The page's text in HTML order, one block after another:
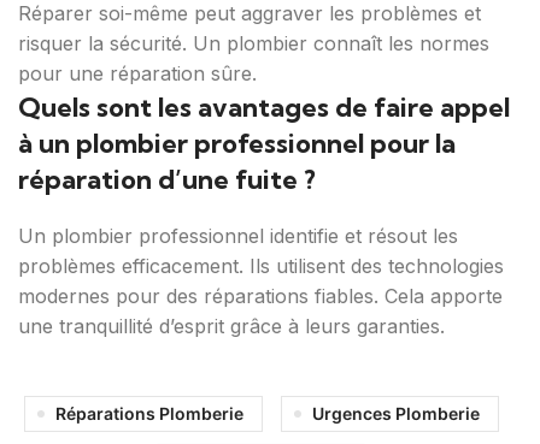
Réparer soi-même peut aggraver les problèmes et
risquer la sécurité. Un plombier connaît les normes
pour une réparation sûre.
Quels sont les avantages de faire appel
à un plombier professionnel pour la
réparation d’une fuite ?
Un plombier professionnel identifie et résout les
problèmes efficacement. Ils utilisent des technologies
modernes pour des réparations fiables. Cela apporte
une tranquillité d’esprit grâce à leurs garanties.
Réparations Plomberie Urgences Plomberie